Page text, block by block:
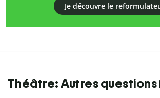
Je découvre le
Théâtre: Autres